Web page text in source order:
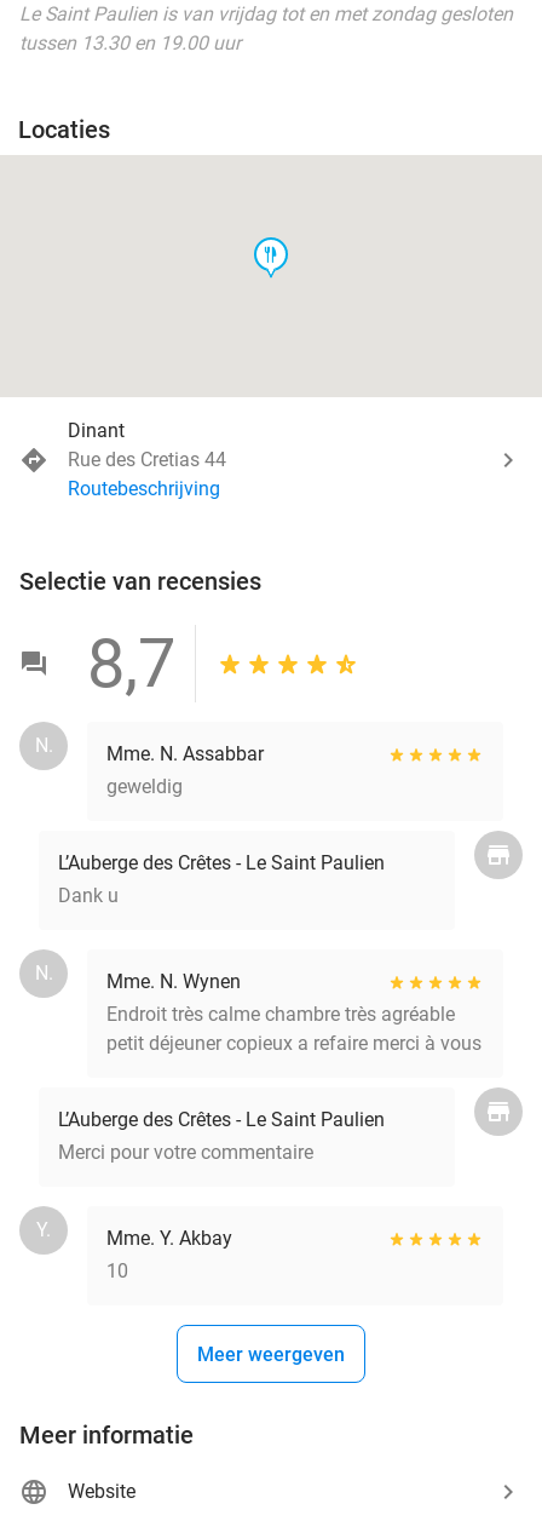
Le Saint Paulien is van vrijdag tot en met zondag gesloten
tussen 13.30 en 19.00 uur
Locaties
food
Dinant
Rue des Cretias 44
Routebeschrijving
Selectie van recensies
8,7
N.
Mme. N. Assabbar
geweldig
L’Auberge des Crêtes - Le Saint Paulien
Dank u
N.
Mme. N. Wynen
Endroit très calme chambre très agréable
petit déjeuner copieux a refaire merci à vous
L’Auberge des Crêtes - Le Saint Paulien
Merci pour votre commentaire
Y.
Mme. Y. Akbay
10
Meer weergeven
Meer informatie
Website